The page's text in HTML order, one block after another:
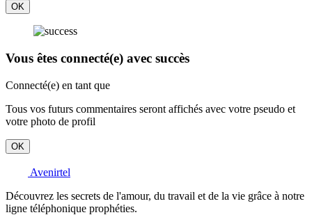
OK
Vous êtes connecté(e) avec succès
Connecté(e) en tant que
Tous vos futurs commentaires seront affichés avec votre pseudo et
votre photo de profil
OK
Avenirtel
Découvrez les secrets de l'amour, du travail et de la vie grâce à notre
ligne téléphonique prophéties.